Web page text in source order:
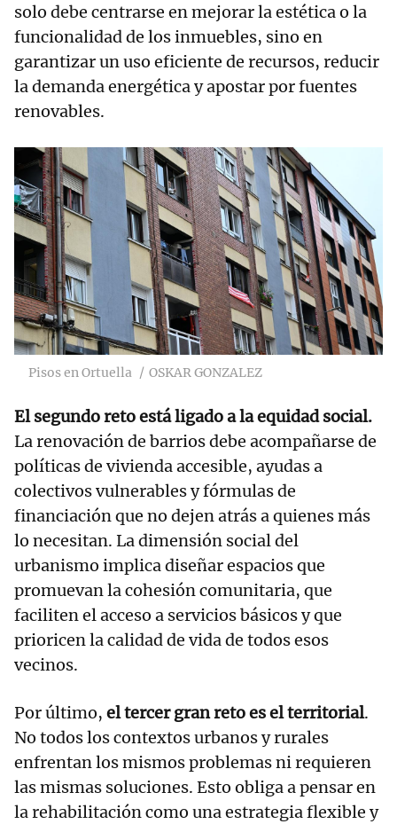
solo debe centrarse en mejorar la estética o la
funcionalidad de los inmuebles, sino en
garantizar un uso eficiente de recursos, reducir
la demanda energética y apostar por fuentes
renovables.
Pisos en Ortuella OSKAR GONZALEZ
El segundo reto está ligado a la equidad social.
La renovación de barrios debe acompañarse de
políticas de vivienda accesible, ayudas a
colectivos vulnerables y fórmulas de
financiación que no dejen atrás a quienes más
lo necesitan. La dimensión social del
urbanismo implica diseñar espacios que
promuevan la cohesión comunitaria, que
faciliten el acceso a servicios básicos y que
prioricen la calidad de vida de todos esos
vecinos.
Por último, el tercer gran reto es el territorial.
No todos los contextos urbanos y rurales
enfrentan los mismos problemas ni requieren
las mismas soluciones. Esto obliga a pensar en
la rehabilitación como una estrategia flexible y